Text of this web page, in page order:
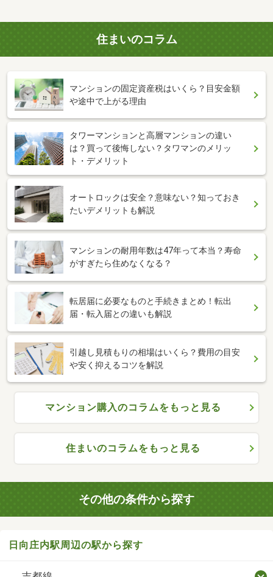
住まいのコラム
マンションの固定資産税はいくら？目安金額
や途中で上がる理由
タワーマンションと高層マンションの違い
は？買って後悔しない？タワマンのメリッ
ト・デメリット
オートロックは安全？意味ない？知っておき
たいデメリットも解説
マンションの耐用年数は47年って本当？寿命
がすぎたら住めなくなる？
転居届に必要なものと手続きまとめ！転出
届・転入届との違いも解説
引越し見積もりの相場はいくら？費用の目安
や安く抑えるコツを解説
マンション購入のコラムをもっと見る
住まいのコラムをもっと見る
その他の条件から探す
日向庄内駅周辺の駅から探す